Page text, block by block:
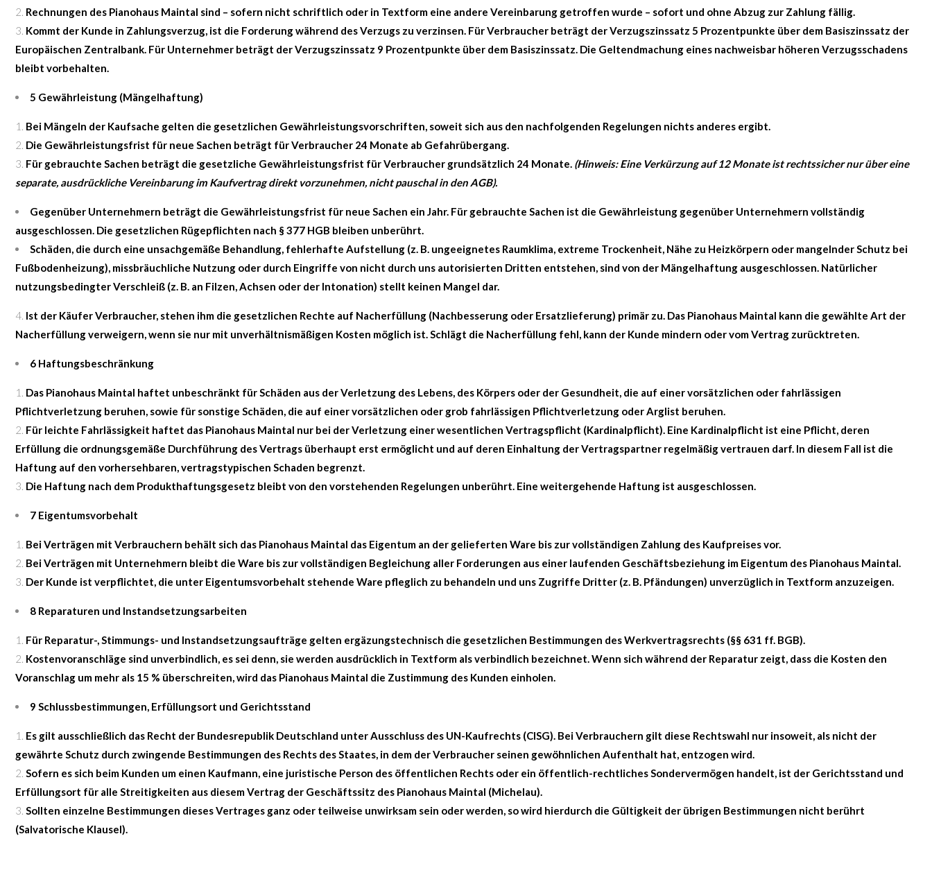
Rechnungen des Pianohaus Maintal sind – sofern nicht schriftlich oder in Textform eine andere Vereinbarung getroffen wurde – sofort und ohne Abzug zur Zahlung fällig.
Kommt der Kunde in Zahlungsverzug, ist die Forderung während des Verzugs zu verzinsen. Für Verbraucher beträgt der Verzugszinssatz 5 Prozentpunkte über dem Basiszinssatz der
Europäischen Zentralbank. Für Unternehmer beträgt der Verzugszinssatz 9 Prozentpunkte über dem Basiszinssatz. Die Geltendmachung eines nachweisbar höheren Verzugsschadens
bleibt vorbehalten.
5 Gewährleistung (Mängelhaftung)
Bei Mängeln der Kaufsache gelten die gesetzlichen Gewährleistungsvorschriften, soweit sich aus den nachfolgenden Regelungen nichts anderes ergibt.
Die Gewährleistungsfrist für neue Sachen beträgt für Verbraucher 24 Monate ab Gefahrübergang.
Für gebrauchte Sachen beträgt die gesetzliche Gewährleistungsfrist für Verbraucher grundsätzlich 24 Monate. (Hinweis: Eine Verkürzung auf 12 Monate ist rechtssicher nur über eine
separate, ausdrückliche Vereinbarung im Kaufvertrag direkt vorzunehmen, nicht pauschal in den AGB).
Gegenüber Unternehmern beträgt die Gewährleistungsfrist für neue Sachen ein Jahr. Für gebrauchte Sachen ist die Gewährleistung gegenüber Unternehmern vollständig
ausgeschlossen. Die gesetzlichen Rügepflichten nach § 377 HGB bleiben unberührt.
Schäden, die durch eine unsachgemäße Behandlung, fehlerhafte Aufstellung (z. B. ungeeignetes Raumklima, extreme Trockenheit, Nähe zu Heizkörpern oder mangelnder Schutz bei
Fußbodenheizung), missbräuchliche Nutzung oder durch Eingriffe von nicht durch uns autorisierten Dritten entstehen, sind von der Mängelhaftung ausgeschlossen. Natürlicher
nutzungsbedingter Verschleiß (z. B. an Filzen, Achsen oder der Intonation) stellt keinen Mangel dar.
Ist der Käufer Verbraucher, stehen ihm die gesetzlichen Rechte auf Nacherfüllung (Nachbesserung oder Ersatzlieferung) primär zu. Das Pianohaus Maintal kann die gewählte Art der
Nacherfüllung verweigern, wenn sie nur mit unverhältnismäßigen Kosten möglich ist. Schlägt die Nacherfüllung fehl, kann der Kunde mindern oder vom Vertrag zurücktreten.
6 Haftungsbeschränkung
Das Pianohaus Maintal haftet unbeschränkt für Schäden aus der Verletzung des Lebens, des Körpers oder der Gesundheit, die auf einer vorsätzlichen oder fahrlässigen
Pflichtverletzung beruhen, sowie für sonstige Schäden, die auf einer vorsätzlichen oder grob fahrlässigen Pflichtverletzung oder Arglist beruhen.
Für leichte Fahrlässigkeit haftet das Pianohaus Maintal nur bei der Verletzung einer wesentlichen Vertragspflicht (Kardinalpflicht). Eine Kardinalpflicht ist eine Pflicht, deren
Erfüllung die ordnungsgemäße Durchführung des Vertrags überhaupt erst ermöglicht und auf deren Einhaltung der Vertragspartner regelmäßig vertrauen darf. In diesem Fall ist die
Haftung auf den vorhersehbaren, vertragstypischen Schaden begrenzt.
Die Haftung nach dem Produkthaftungsgesetz bleibt von den vorstehenden Regelungen unberührt. Eine weitergehende Haftung ist ausgeschlossen.
7 Eigentumsvorbehalt
Bei Verträgen mit Verbrauchern behält sich das Pianohaus Maintal das Eigentum an der gelieferten Ware bis zur vollständigen Zahlung des Kaufpreises vor.
Bei Verträgen mit Unternehmern bleibt die Ware bis zur vollständigen Begleichung aller Forderungen aus einer laufenden Geschäftsbeziehung im Eigentum des Pianohaus Maintal.
Der Kunde ist verpflichtet, die unter Eigentumsvorbehalt stehende Ware pfleglich zu behandeln und uns Zugriffe Dritter (z. B. Pfändungen) unverzüglich in Textform anzuzeigen.
8 Reparaturen und Instandsetzungsarbeiten
Für Reparatur-, Stimmungs- und Instandsetzungsaufträge gelten ergäzungstechnisch die gesetzlichen Bestimmungen des Werkvertragsrechts (§§ 631 ff. BGB).
Kostenvoranschläge sind unverbindlich, es sei denn, sie werden ausdrücklich in Textform als verbindlich bezeichnet. Wenn sich während der Reparatur zeigt, dass die Kosten den
Voranschlag um mehr als 15 % überschreiten, wird das Pianohaus Maintal die Zustimmung des Kunden einholen.
9 Schlussbestimmungen, Erfüllungsort und Gerichtsstand
Es gilt ausschließlich das Recht der Bundesrepublik Deutschland unter Ausschluss des UN-Kaufrechts (CISG). Bei Verbrauchern gilt diese Rechtswahl nur insoweit, als nicht der
gewährte Schutz durch zwingende Bestimmungen des Rechts des Staates, in dem der Verbraucher seinen gewöhnlichen Aufenthalt hat, entzogen wird.
Sofern es sich beim Kunden um einen Kaufmann, eine juristische Person des öffentlichen Rechts oder ein öffentlich-rechtliches Sondervermögen handelt, ist der Gerichtsstand und
Erfüllungsort für alle Streitigkeiten aus diesem Vertrag der Geschäftssitz des Pianohaus Maintal (Michelau).
Sollten einzelne Bestimmungen dieses Vertrages ganz oder teilweise unwirksam sein oder werden, so wird hierdurch die Gültigkeit der übrigen Bestimmungen nicht berührt
(Salvatorische Klausel).